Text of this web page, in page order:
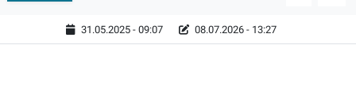
31.05.2025 - 09:07 08.07.2026 - 13:27